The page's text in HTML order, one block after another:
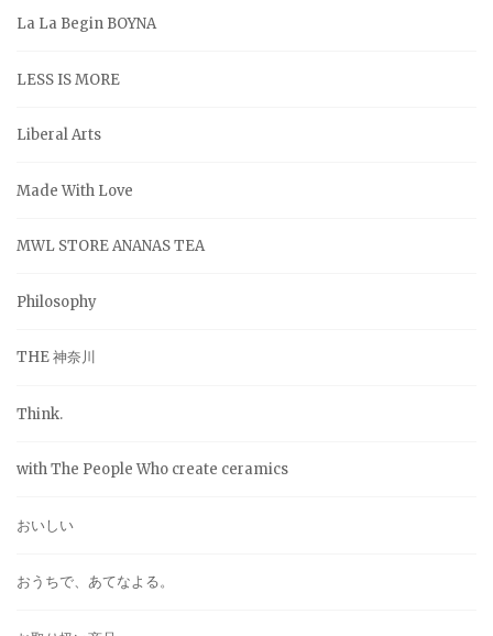
La La Begin BOYNA
LESS IS MORE
Liberal Arts
Made With Love
MWL STORE ANANAS TEA
Philosophy
THE 神奈川
Think.
with The People Who create ceramics
おいしい
おうちで、あてなよる。